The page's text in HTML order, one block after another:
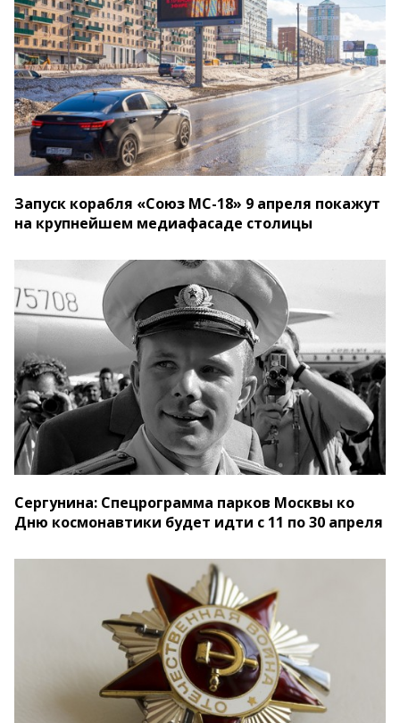
Запуск корабля «Союз МС-18» 9 апреля покажут
на крупнейшем медиафасаде столицы
Сергунина: Спецрограмма парков Москвы ко
Дню космонавтики будет идти с 11 по 30 апреля